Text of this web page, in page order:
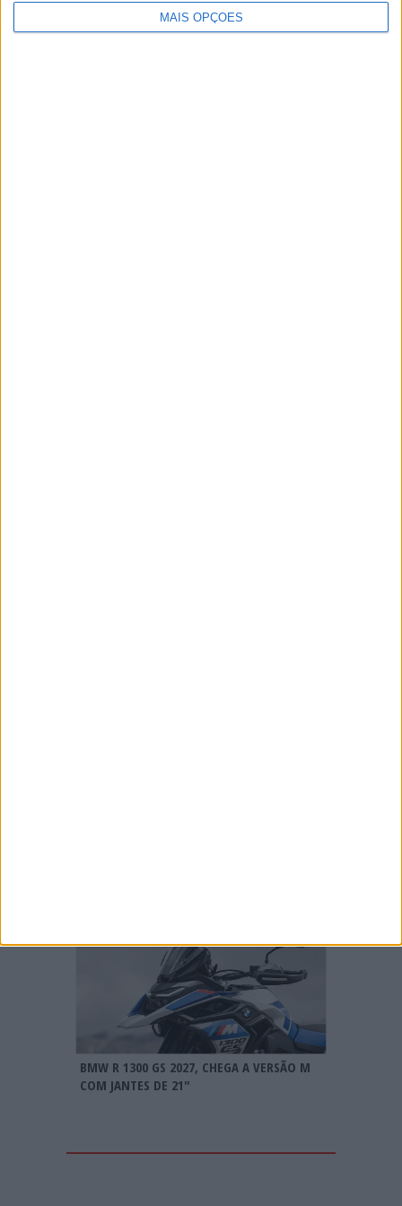
MAIS OPÇÕES
BMW R 1300 GS 2027, CHEGA A VERSÃO M
COM JANTES DE 21″